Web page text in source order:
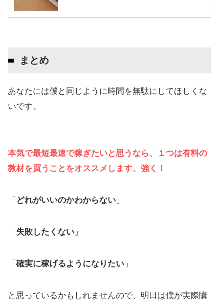
まとめ
あなたには僕と同じように時間を無駄にしてほしくな
いです。
本気で最短最速で稼ぎたいと思うなら、１つは有料の
教材を買うことをオススメします、強く！
「 どれがいいのかわからない 」
「 失敗したくない 」
「 確実に稼げるようになりたい 」
と思っているかもしれませんので、明日は僕が実際購